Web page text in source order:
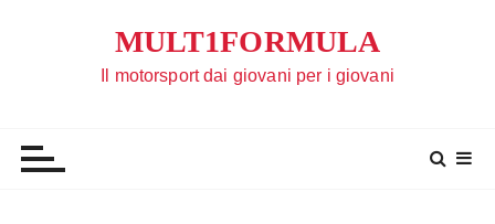
MULT1FORMULA
Il motorsport dai giovani per i giovani